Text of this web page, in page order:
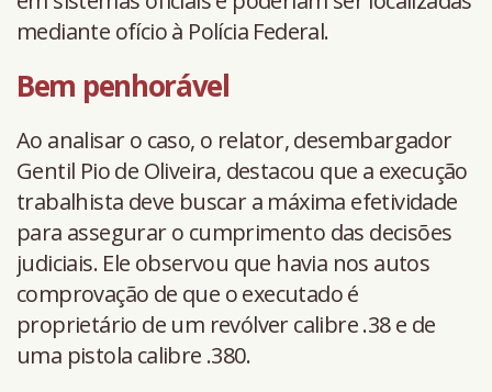
mediante ofício à Polícia Federal.
Bem penhorável
Ao analisar o caso, o relator, desembargador
Gentil Pio de Oliveira, destacou que a execução
trabalhista deve buscar a máxima efetividade
para assegurar o cumprimento das decisões
judiciais. Ele observou que havia nos autos
comprovação de que o executado é
proprietário de um revólver calibre .38 e de
uma pistola calibre .380.